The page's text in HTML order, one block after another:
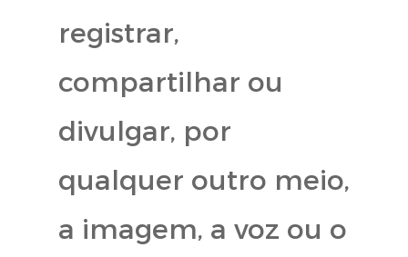
registrar,
compartilhar ou
divulgar, por
qualquer outro meio,
a imagem, a voz ou o